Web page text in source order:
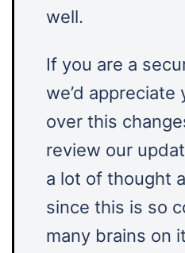
well.
If you are a
we’d appreciate
over this
review our
a lot of thought
since this is so
many brains on